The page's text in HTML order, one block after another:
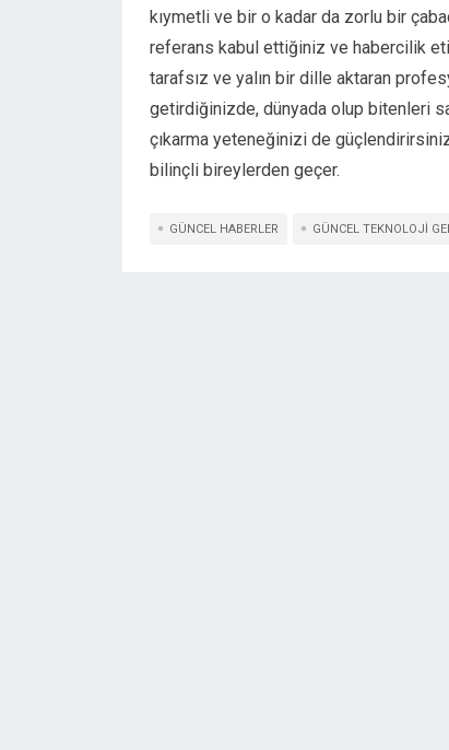
kıymetli ve bir o kadar da zorlu bir
referans kabul ettiğiniz ve habercilik
tarafsız ve yalın bir dille aktaran
getirdiğinizde, dünyada olup bitenleri
çıkarma yeteneğinizi de
bilinçli bireylerden geçer.
GÜNCEL HABERLER GÜNCEL TEKNOLOJI